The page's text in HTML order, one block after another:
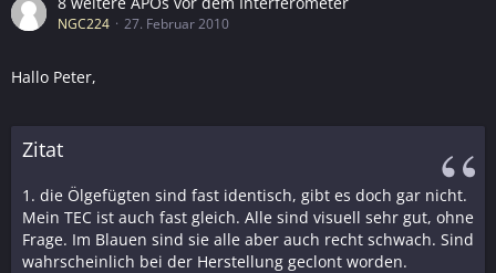
NGC224 27. Februar 2010
Hallo Peter,
Zitat
1. die Ölgefügten sind fast identisch, gibt es doch gar nicht.
Mein TEC ist auch fast gleich. Alle sind visuell sehr gut, ohne
Frage. Im Blauen sind sie alle aber auch recht schwach. Sind
wahrscheinlich bei der Herstellung geclont worden.